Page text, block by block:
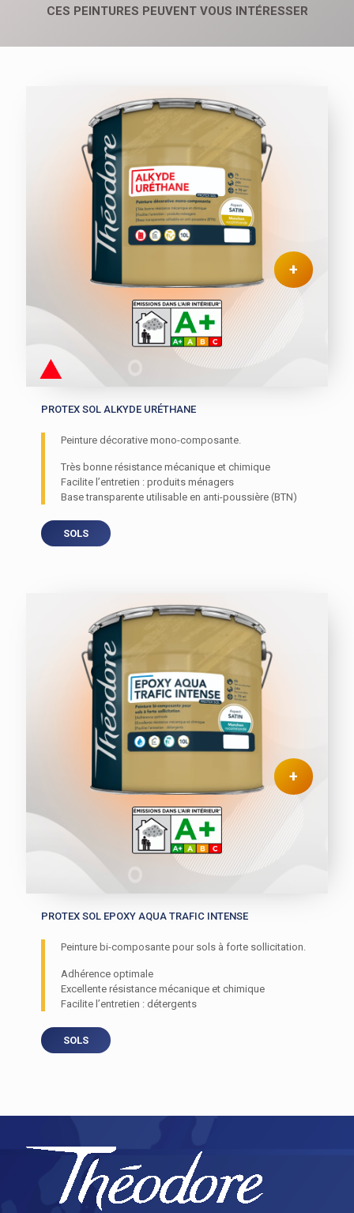
CES PEINTURES PEUVENT VOUS INTÉRESSER
+
PROTEX SOL ALKYDE URÉTHANE
Peinture décorative mono-composante.
Très bonne résistance mécanique et chimique
Facilite l’entretien : produits ménagers
Base transparente utilisable en anti-poussière (BTN)
SOLS
+
PROTEX SOL EPOXY AQUA TRAFIC INTENSE
Peinture bi-composante pour sols à forte sollicitation.
Adhérence optimale
Excellente résistance mécanique et chimique
Facilite l’entretien : détergents
SOLS